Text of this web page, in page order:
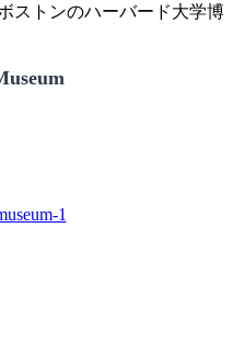
ボストンのハーバード大学博